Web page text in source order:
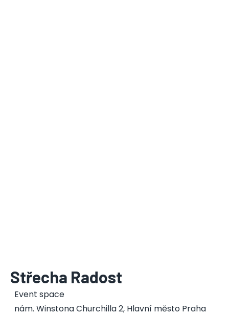
Střecha Radost
Event space
nám. Winstona Churchilla 2, Hlavní město Praha